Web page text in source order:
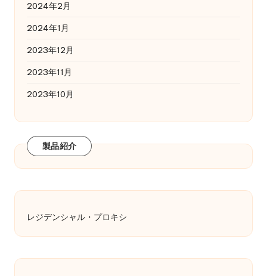
2024年2月
2024年1月
2023年12月
2023年11月
2023年10月
製品紹介
レジデンシャル・プロキシ